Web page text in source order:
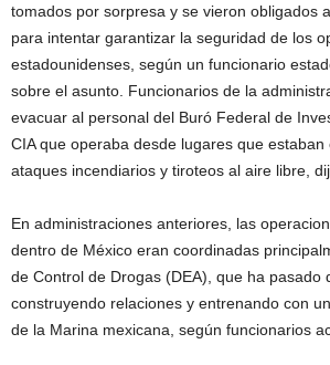
tomados por sorpresa y se vieron obligados
para intentar garantizar la seguridad de los
estadounidenses, según un funcionario
sobre el asunto. Funcionarios de la
evacuar al personal del Buró Federal de
CIA que operaba desde lugares que
ataques incendiarios y tiroteos al aire libre,
En administraciones anteriores, las
dentro de México eran coordinadas
de Control de Drogas (DEA), que ha pasado
construyendo relaciones y entrenando con
de la Marina mexicana, según funcionarios